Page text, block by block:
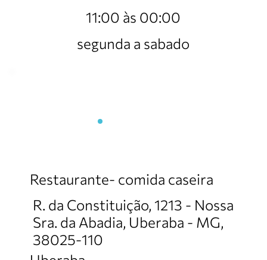
11:00 às 00:00
segunda a sabado
Restaurante- comida caseira
R. da Constituição, 1213 - Nossa
Sra. da Abadia, Uberaba - MG,
38025-110